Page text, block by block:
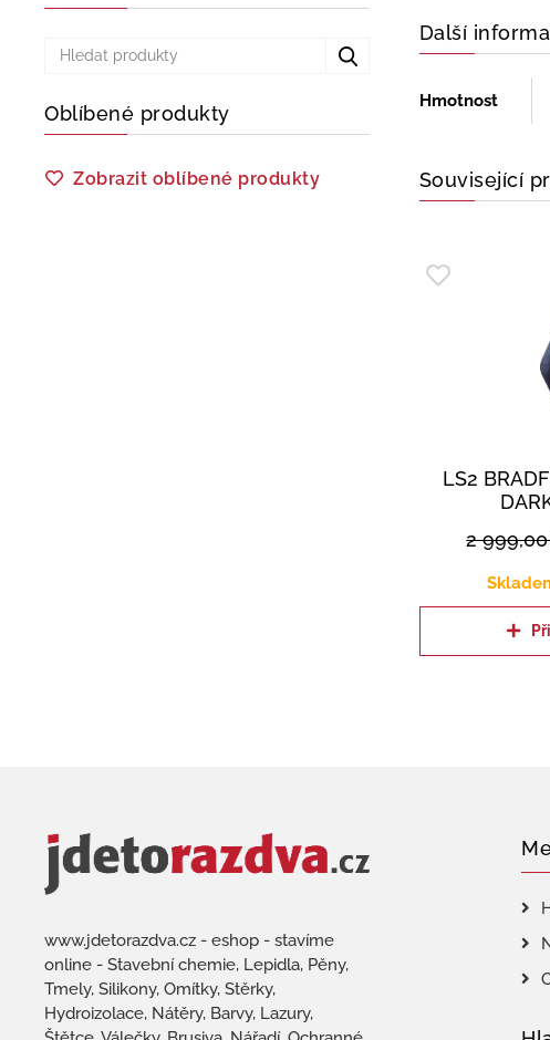
Oblíbené produkty
Zobrazit oblíbené produkty
Další
Hmotnost
Související
LS2
2
www.jdetorazdva.cz - eshop - stavíme
online - Stavební chemie, Lepidla, Pěny,
Tmely, Silikony, Omítky, Stěrky,
Hydroizolace, Nátěry, Barvy, Lazury,